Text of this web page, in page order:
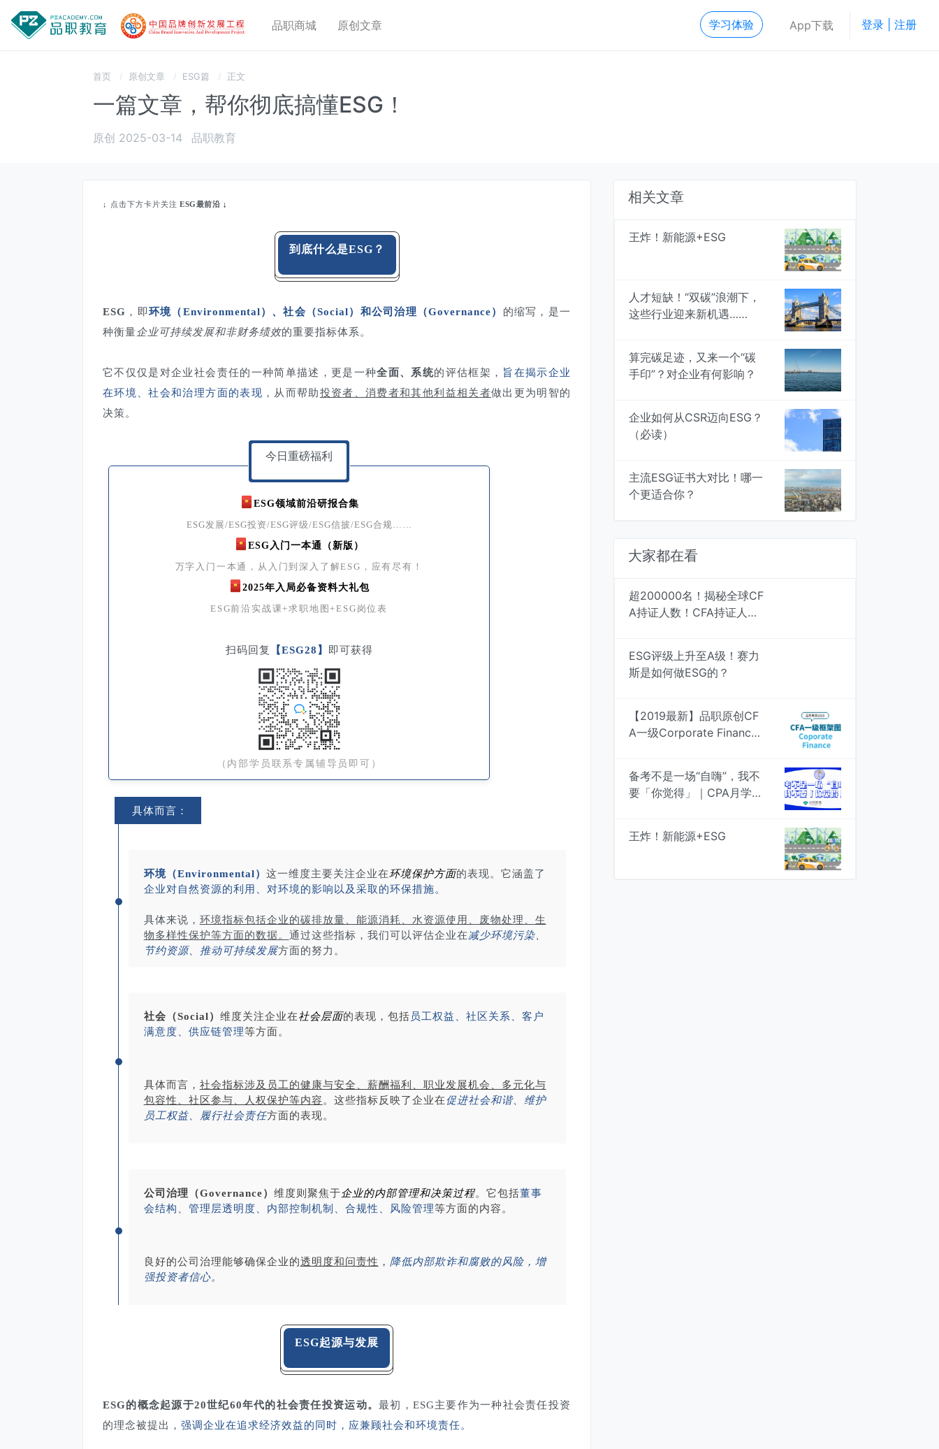
品职商城 原创文章 学习体验 App下载 登录 | 注册
首页 原创文章 ESG篇 正文
一篇文章，帮你彻底搞懂ESG！
原创 2025-03-14 品职教育
↓ 点击下方卡片关注 ESG最前沿 ↓
到底什么是ESG？
ESG ，即环境（Environmental）、社会（Social）和公司治理（Governance） 的缩写，是一
种衡量企业可持续发展和非财务绩效的重要指标体系。
它不仅仅是对企业社会责任的一种简单描述，更是一种全面、系统的评估框架， 旨在揭示企业
在环境、社会和治理方面的表现 ，从而帮助投资者、消费者和其他利益相关者做出更为明智的
决策。
今日重磅福利
ESG领域前沿研报合集
ESG发展/ESG投资/ESG评级/ESG信披/ESG合规……
ESG入门一本通（新版）
万字入门一本通，从入门到深入了解ESG，应有尽有！
2025年入局必备资料大礼包
ESG前沿实战课+求职地图+ESG岗位表
扫码回复 【ESG28】 即可获得
（内部学员联系专属辅导员即可）
具体而言：
环境（Environmental） 这一维度主要关注企业在环境保护方面的表现。 它涵盖了
企业对自然资源的利用、对环境的影响以及采取的环保措施。
具体来说， 环境指标包括企业的碳排放量、能源消耗、水资源使用、废物处理、生
物多样性保护等方面的数据。 通过这些指标，我们可以评估企业在减少环境污染、
节约资源、推动可持续发展方面的努力。
社会（Social） 维度关注企业在社会层面的表现，包括 员工权益、社区关系、客户
满意度、供应链管理等方面。
具体而言， 社会指标涉及员工的健康与安全、薪酬福利、职业发展机会、多元化与
包容性、社区参与、人权保护等内容。这些指标反映了企业在促进社会和谐、维护
员工权益、履行社会责任方面的表现。
公司治理（Governance） 维度则聚焦于企业的内部管理和决策过程。它包括董事
会结构、管理层透明度、内部控制机制、合规性、风险管理等方面的内容。
良好的公司治理能够确保企业的透明度和问责性 ， 降低内部欺诈和腐败的风险，增
强投资者信心。
ESG起源与发展
ESG的概念起源于20世纪60年代的社会责任投资运动。最初，ESG主要作为一种社会责任投资
的理念被提出， 强调企业在追求经济效益的同时，应兼顾社会和环境责任。
相关文章
王炸！新能源+ESG
人才短缺！“双碳”浪潮下，
这些行业迎来新机遇……
算完碳足迹，又来一个“碳
手印”？对企业有何影响？
企业如何从CSR迈向ESG？
（必读）
主流ESG证书大对比！哪一
个更适合你？
大家都在看
超200000名！揭秘全球CF
A持证人数！CFA持证人最
ESG评级上升至A级！赛力
斯是如何做ESG的？
【2019最新】品职原创CF
A一级Corporate Finance
备考不是一场“自嗨”，我不
要「你觉得」｜CPA月学月
王炸！新能源+ESG